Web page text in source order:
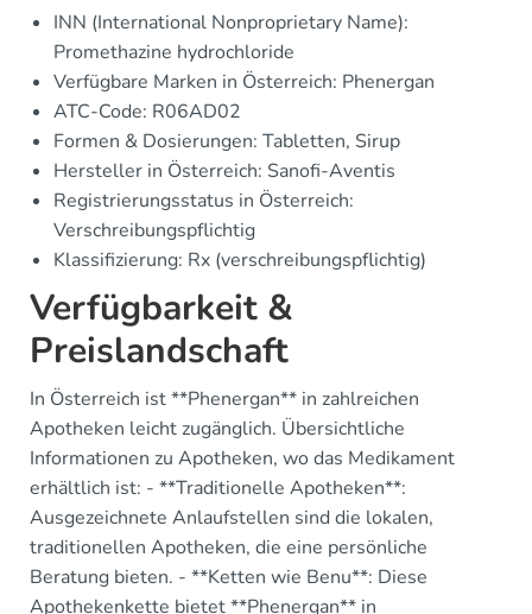
INN (International Nonproprietary Name):
Promethazine hydrochloride
Verfügbare Marken in Österreich: Phenergan
ATC-Code: R06AD02
Formen & Dosierungen: Tabletten, Sirup
Hersteller in Österreich: Sanofi-Aventis
Registrierungsstatus in Österreich:
Verschreibungspflichtig
Klassifizierung: Rx (verschreibungspflichtig)
Verfügbarkeit &
Preislandschaft
In Österreich ist **Phenergan** in zahlreichen
Apotheken leicht zugänglich. Übersichtliche
Informationen zu Apotheken, wo das Medikament
erhältlich ist: - **Traditionelle Apotheken**:
Ausgezeichnete Anlaufstellen sind die lokalen,
traditionellen Apotheken, die eine persönliche
Beratung bieten. - **Ketten wie Benu**: Diese
Apothekenkette bietet **Phenergan** in